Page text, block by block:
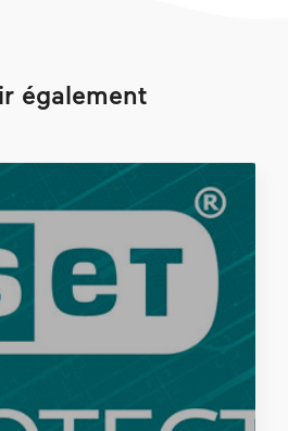
également